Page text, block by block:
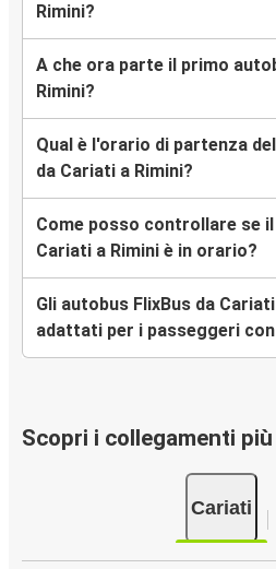
Rimini?
A che ora parte il primo
Rimini?
Qual è l'orario di partenza
da Cariati a Rimini?
Come posso controllare se
Cariati a Rimini è in orario?
Gli autobus FlixBus da
adattati per i passeggeri
Scopri i collegamenti
Cariati